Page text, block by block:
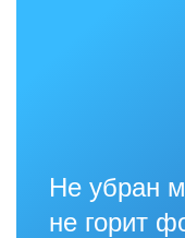
Не убран
не горит